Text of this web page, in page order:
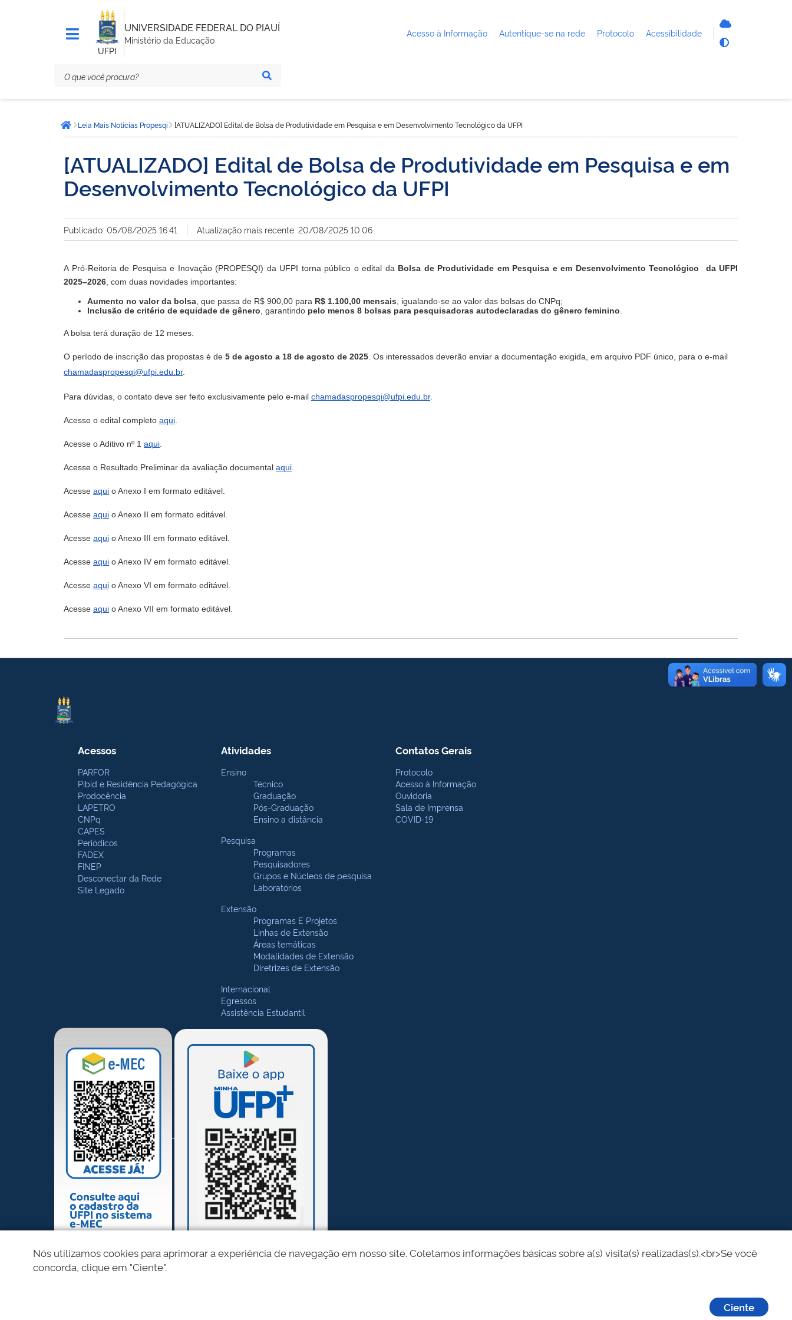
UFPI
UNIVERSIDADE FEDERAL DO PIAUÍ
Ministério da Educação
Acesso à Informação Autentique-se na rede Protocolo Acessibilidade
está
aqui:Página inicial
Leia Mais Noticias Propesqi [ATUALIZADO] Edital de Bolsa de Produtividade em Pesquisa e em Desenvolvimento Tecnológico da UFPI
[ATUALIZADO] Edital de Bolsa de Produtividade em Pesquisa e em
Desenvolvimento Tecnológico da UFPI
Publicado: 05/08/2025 16:41 Atualização mais recente: 20/08/2025 10:06
A Pró-Reitoria de Pesquisa e Inovação (PROPESQI) da UFPI torna público o edital da Bolsa de Produtividade em Pesquisa e em Desenvolvimento Tecnológico
da UFPI
2025–2026 , com duas novidades importantes:
Aumento no valor da bolsa , que passa de R$ 900,00 para R$ 1.100,00 mensais , igualando-se ao valor das bolsas do CNPq;
Inclusão de critério de equidade de gênero , garantindo pelo menos 8 bolsas para pesquisadoras autodeclaradas do gênero feminino
A bolsa terá duração de 12 meses.
O período de inscrição das propostas é de 5 de agosto a 18 de agosto de 2025 . Os interessados deverão enviar a documentação exigida, em arquivo PDF único, para o e-mail
chamadaspropesqi@ufpi.edu.br.
Para dúvidas, o contato deve ser feito exclusivamente pelo e-mail chamadaspropesqi@ufpi.edu.br.
Acesse o edital completo aqui
Acesse o Aditivo nº 1 aqui
Acesse o Resultado Preliminar da avaliação documental aqui
Acesse aqui o Anexo I em formato editável.
Acesse aqui o Anexo II em formato editável.
Acesse aqui o Anexo III em formato editável.
Acesse aqui o Anexo IV em formato editável.
Acesse aqui o Anexo VI em formato editável.
Acesse aqui o Anexo VII em formato editável.
Acessos
PARFOR
Pibid e Residência Pedagógica
Prodocência
LAPETRO
CNPq
CAPES
Periódicos
FADEX
FINEP
Desconectar da Rede
Site Legado
Atividades
Ensino
Técnico
Graduação
Pós-Graduação
Ensino a distância
Pesquisa
Programas
Pesquisadores
Grupos e Núcleos de pesquisa
Laboratórios
Extensão
Programas E Projetos
Linhas de Extensão
Áreas temáticas
Modalidades de Extensão
Diretrizes de Extensão
Internacional
Egressos
Assistência Estudantil
Contatos Gerais
Protocolo
Acesso à Informação
Ouvidoria
Sala de Imprensa
COVID-19
Nós utilizamos cookies para aprimorar a experiência de navegação em nosso site. Coletamos informações básicas sobre a(s) visita(s) realizadas(s).<br>Se você
concorda, clique em "Ciente".
Ciente